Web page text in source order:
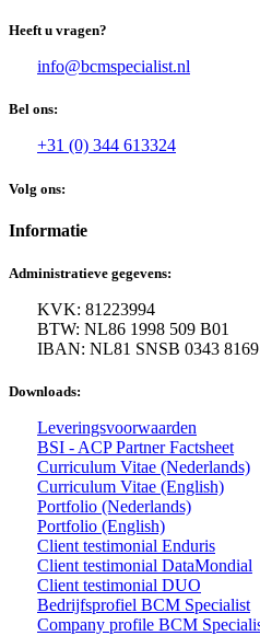
Heeft u vragen?
info@bcmspecialist.nl
Bel ons:
+31 (0) 344 613324
Volg ons:
Informatie
Administratieve gegevens:
KVK: 81223994
BTW: NL86 1998 509 B01
IBAN: NL81 SNSB 0343
Downloads:
Leveringsvoorwaarden
BSI - ACP Partner Factsheet
Curriculum Vitae (Nederlands)
Curriculum Vitae (English)
Portfolio (Nederlands)
Portfolio (English)
Client testimonial Enduris
Client testimonial DataMondial
Client testimonial DUO
Bedrijfsprofiel BCM Specialist
Company profile BCM